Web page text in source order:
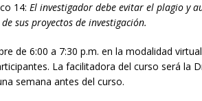
14: El investigador debe evitar el plagio y
sus proyectos de investigación.
de 6:00 a 7:30 p.m. en la modalidad
La facilitadora del curso será la
semana antes del curso.